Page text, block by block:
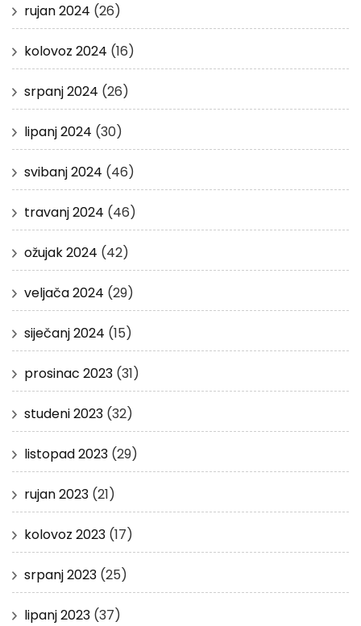
rujan 2024 (26)
kolovoz 2024 (16)
srpanj 2024 (26)
lipanj 2024 (30)
svibanj 2024 (46)
travanj 2024 (46)
ožujak 2024 (42)
veljača 2024 (29)
siječanj 2024 (15)
prosinac 2023 (31)
studeni 2023 (32)
listopad 2023 (29)
rujan 2023 (21)
kolovoz 2023 (17)
srpanj 2023 (25)
lipanj 2023 (37)